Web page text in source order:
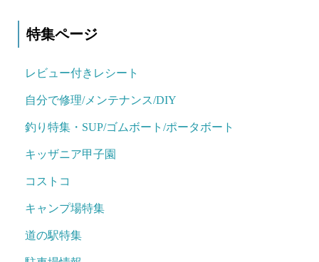
特集ページ
レビュー付きレシート
自分で修理/メンテナンス/DIY
釣り特集・SUP/ゴムボート/ポータボート
キッザニア甲子園
コストコ
キャンプ場特集
道の駅特集